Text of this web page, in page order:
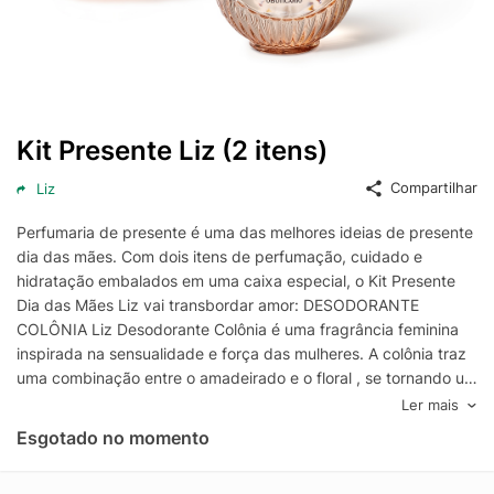
Kit Presente Liz (2 itens)
Liz Compartilhar
Perfumaria de presente é uma das melhores ideias de presente
dia das mães. Com dois itens de perfumação, cuidado e
hidratação embalados em uma caixa especial, o Kit Presente
Dia das Mães Liz vai transbordar amor: DESODORANTE
COLÔNIA Liz Desodorante Colônia é uma fragrância feminina
inspirada na sensualidade e força das mulheres. A colônia traz
uma combinação entre o amadeirado e o floral , se tornando um
produto repleto de personalidade. Marcante e com alta fixação,
Liz é da família olfativa Amadeirada Floral . CREME
DESODORANTE HIDRATANTE CORPORAL Para complementar
Ler mais
Esgotado no momento